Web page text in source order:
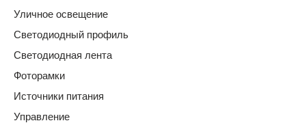
Уличное освещение
Светодиодный профиль
Светодиодная лента
Фоторамки
Источники питания
Управление